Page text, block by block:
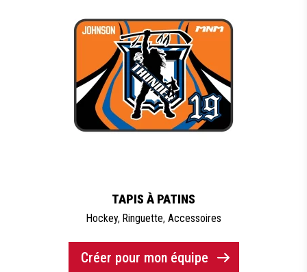
TAPIS À PATINS
Hockey, Ringuette, Accessoires
Créer pour mon équipe